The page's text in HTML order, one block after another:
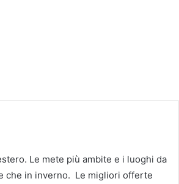
Le mete più ambite e i luoghi da
che in inverno. Le migliori offerte